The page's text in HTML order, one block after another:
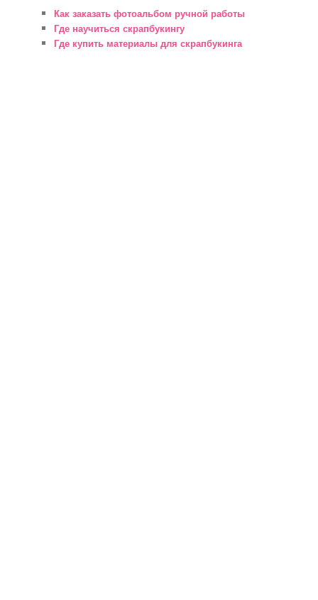
Как заказать фотоальбом ручной работы
Где научиться скрапбукингу
Где купить материалы для скрапбукинга